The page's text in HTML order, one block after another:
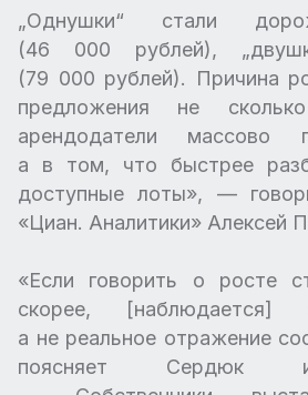
„Однушки“ стали
(46 000 рублей),
(79 000 рублей). Причина
предложения не
арендодатели массово
а в том, что быстрее
доступные лоты», —
«Циан. Аналитики» Алексей
«Если говорить о росте
скорее, [наблюдается]
а не реальное отражение
поясняет Сердюк